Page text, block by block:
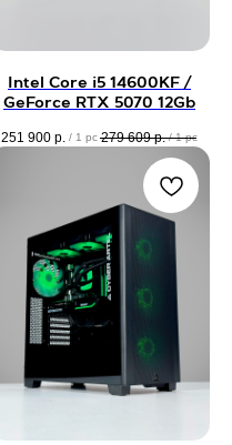
Intel Core i5 14600KF /
GeForce RTX 5070 12Gb
251 900 р. / 1 pc 279 609 р. / 1 pc